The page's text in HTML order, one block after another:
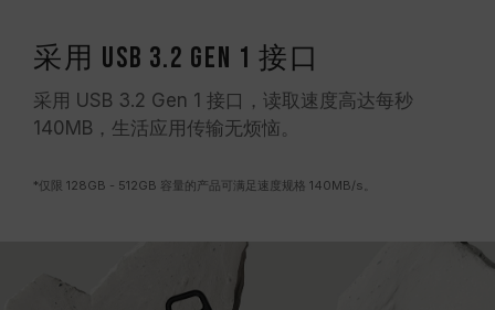
采用 USB 3.2 Gen 1 接口
采用 USB 3.2 Gen 1 接口，读取速度高达每秒
140MB，生活应用传输无烦恼。
*仅限 128GB - 512GB 容量的产品可满足速度规格 140MB/s。